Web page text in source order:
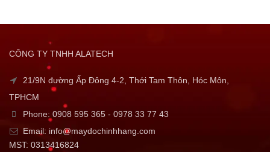
CÔNG TY TNHH ALATECH
21/9N đường Ấp Đông 4-2, Thới Tam Thôn, Hóc Môn,
TPHCM
Phone: 0908 595 365 - 0978 33 77 43
Email: info@maydochinhhang.com
MST: 0313416824